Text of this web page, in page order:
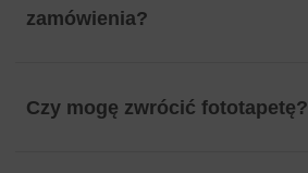
zamówienia?
Czy mogę zwrócić fototapetę?